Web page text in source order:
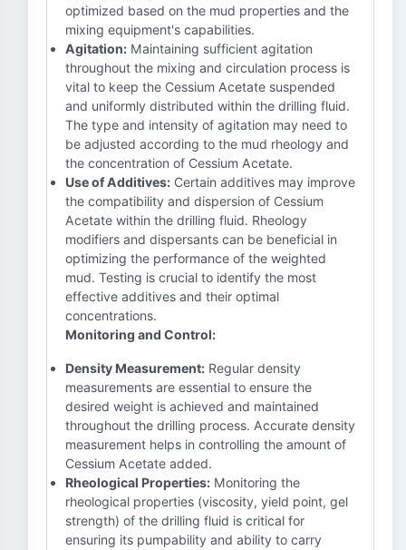
optimized based on the mud properties and the
mixing equipment's capabilities.
Agitation: Maintaining sufficient agitation
throughout the mixing and circulation process is
vital to keep the Cessium Acetate suspended
and uniformly distributed within the drilling fluid.
The type and intensity of agitation may need to
be adjusted according to the mud rheology and
the concentration of Cessium Acetate.
Use of Additives: Certain additives may improve
the compatibility and dispersion of Cessium
Acetate within the drilling fluid. Rheology
modifiers and dispersants can be beneficial in
optimizing the performance of the weighted
mud. Testing is crucial to identify the most
effective additives and their optimal
concentrations.
Monitoring and Control:
Density Measurement: Regular density
measurements are essential to ensure the
desired weight is achieved and maintained
throughout the drilling process. Accurate density
measurement helps in controlling the amount of
Cessium Acetate added.
Rheological Properties: Monitoring the
rheological properties (viscosity, yield point, gel
strength) of the drilling fluid is critical for
ensuring its pumpability and ability to carry